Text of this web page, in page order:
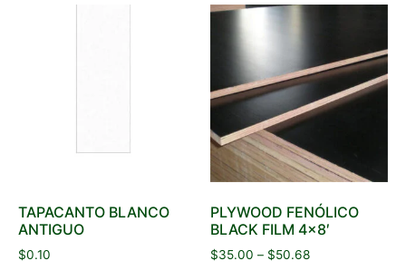
TAPACANTO BLANCO
ANTIGUO
$0.10
PLYWOOD FENÓLICO
BLACK FILM 4×8′
$35.00 – $50.68